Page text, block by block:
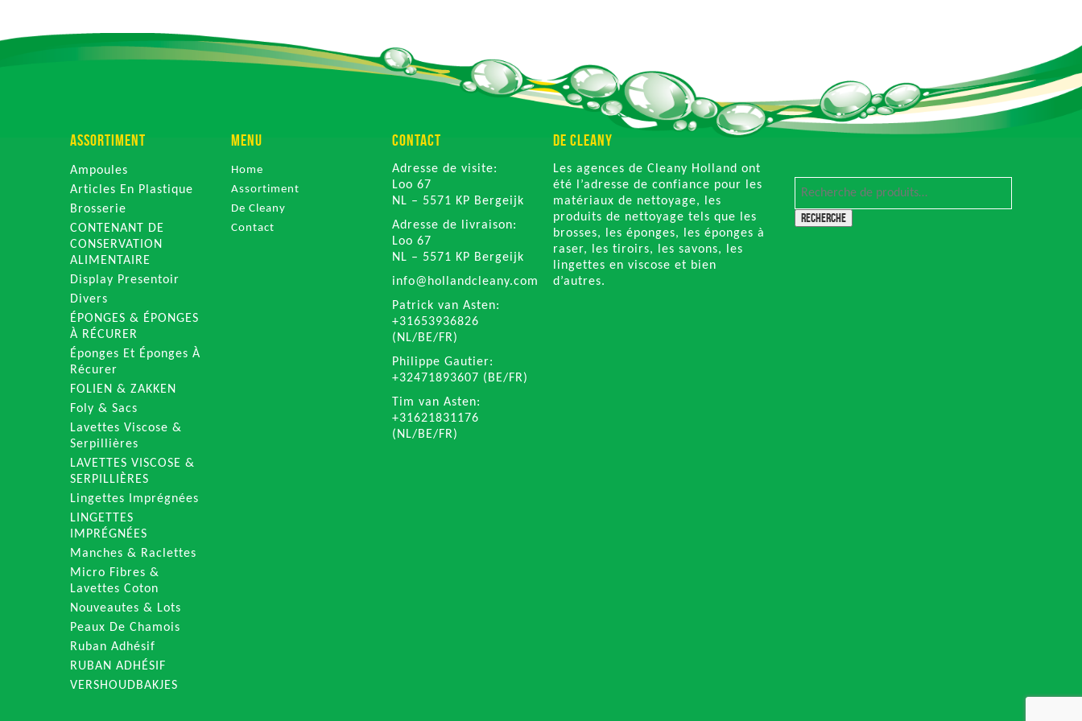
ASSORTIMENT
Ampoules
Articles En Plastique
Brosserie
CONTENANT DE
CONSERVATION
ALIMENTAIRE
Display Presentoir
Divers
ÉPONGES & ÉPONGES
À RÉCURER
Éponges Et Éponges À
Récurer
FOLIEN & ZAKKEN
Foly & Sacs
Lavettes Viscose &
Serpillières
LAVETTES VISCOSE &
SERPILLIÈRES
Lingettes Imprégnées
LINGETTES
IMPRÉGNÉES
Manches & Raclettes
Micro Fibres &
Lavettes Coton
Nouveautes & Lots
Peaux De Chamois
Ruban Adhésif
RUBAN ADHÉSIF
VERSHOUDBAKJES
MENU
Home
Assortiment
De Cleany
Contact
CONTACT
Adresse de visite:
Loo 67
NL – 5571 KP Bergeijk
Adresse de livraison:
Loo 67
NL – 5571 KP Bergeijk
info@hollandcleany.com
Patrick van Asten:
+31653936826
(NL/BE/FR)
Philippe Gautier:
+32471893607 (BE/FR)
Tim van Asten:
+31621831176
(NL/BE/FR)
DE CLEANY
Les agences de Cleany Holland ont
été l’adresse de confiance pour les
matériaux de nettoyage, les
produits de nettoyage tels que les
brosses, les éponges, les éponges à
raser, les tiroirs, les savons, les
lingettes en viscose et bien
d’autres.
Recherche